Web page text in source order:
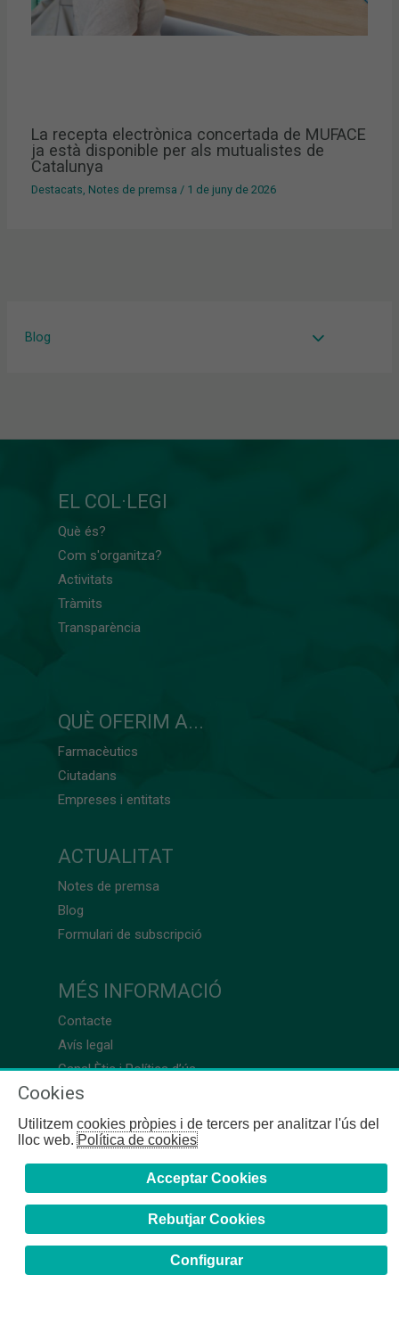
Blog
La recepta electrònica concertada de MUFACE
ja està disponible per als mutualistes de
Catalunya
Destacats Notes de premsa / 1 de juny de 2026
EL COL·LEGI
Què és?
Com s'organitza?
Activitats
Tràmits
Transparència
QUÈ OFERIM A...
Farmacèutics
Ciutadans
Empreses i entitats
ACTUALITAT
Notes de premsa
Blog
Formulari de subscripció
MÉS INFORMACIÓ
Contacte
Avís legal
Canal Ètic i Política d’ús
Cookies
Utilitzem cookies pròpies i de tercers per analitzar l'ús del
lloc web.Política de cookies
Acceptar Cookies
Rebutjar Cookies
Configurar